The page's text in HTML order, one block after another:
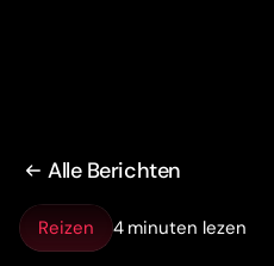
Alle Berichten
Reizen 4 minuten lezen